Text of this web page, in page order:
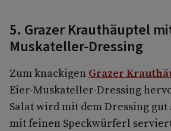
5. Grazer Krauthäuptel
Muskateller-Dressing
Zum knackigen Grazer
Eier-Muskateller-Dressing
Salat wird mit dem Dressing
mit feinen Speckwürferl